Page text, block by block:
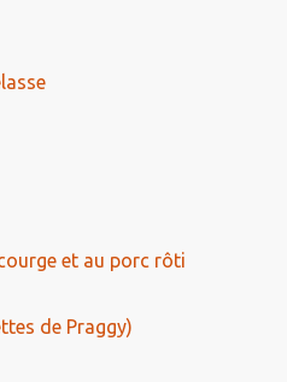
et au porc rôti
de Praggy)